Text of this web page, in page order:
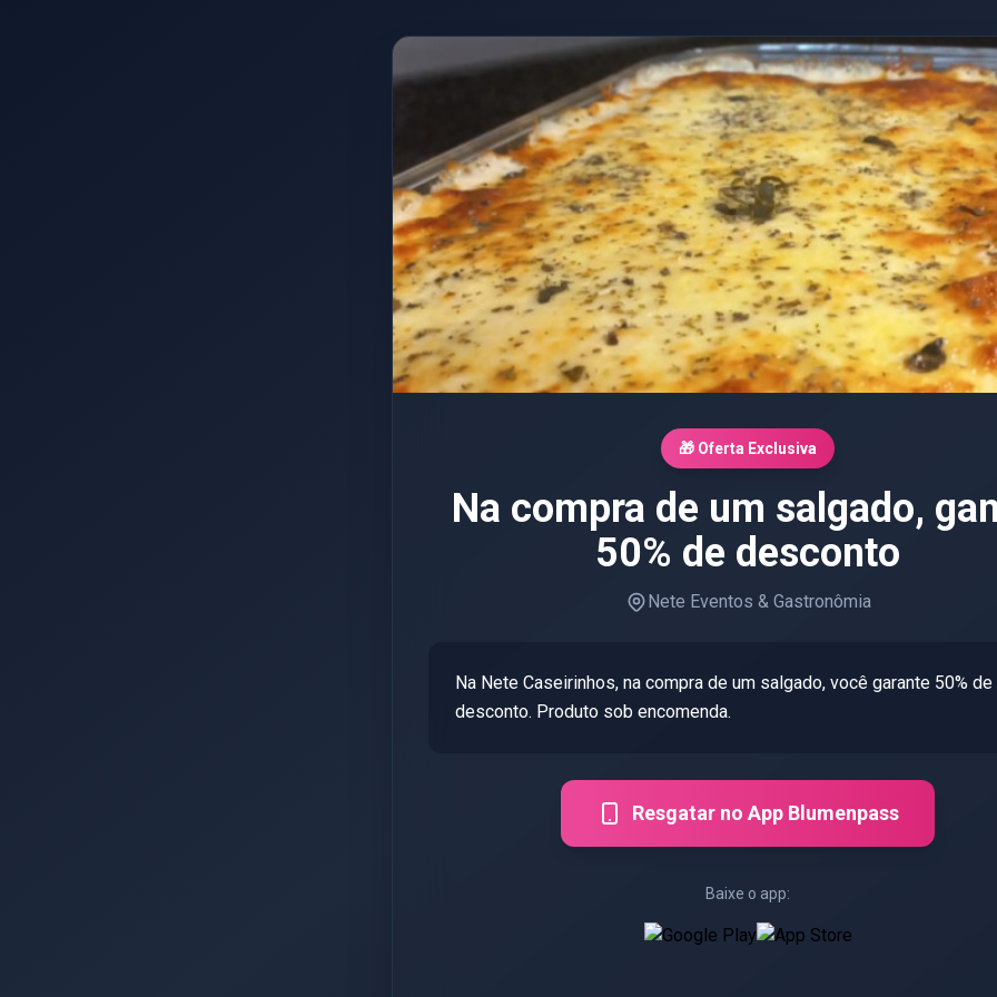
🎁 Oferta Exclusiva
Na compra de um salgado,
50% de desconto
Nete Eventos & Gastronômia
Na Nete Caseirinhos, na compra de um salgado, você garante 50% de
desconto. Produto sob encomenda.
Resgatar no App Blumenpass
Baixe o app: